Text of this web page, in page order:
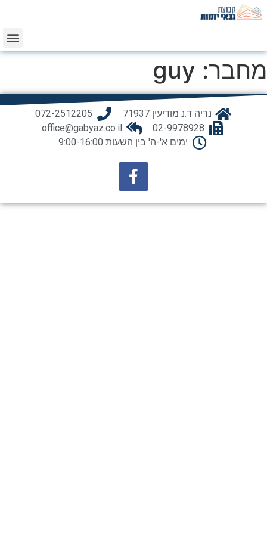
מחבר: guy
נריה ד.נ מודיעין 71937
072-2512205
02-9978928
office@gabyaz.co.il
ימים א'-ה' בין השעות 9:00-16:00